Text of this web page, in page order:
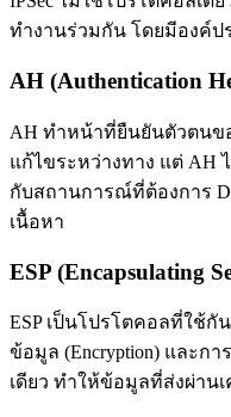
ทำงานร่วมกัน โดยมีองค์
AH (Authentication
AH ทำหน้าที่ยืนยันตัวตนข
แก้ไขระหว่างทาง แต่ AH
กับสถานการณ์ที่ต้องการ
เนื้อหา
ESP (Encapsulating
ESP เป็นโปรโตคอลที่ใช้กั
ข้อมูล (Encryption) และกา
เดียว ทำให้ข้อมูลที่ส่งผ่า